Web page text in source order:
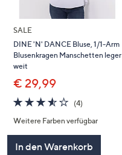
SALE
DINE 'N' DANCE Bluse, 1/1-Arm
Blusenkragen Manschetten leger
weit
€ 29,99
3.5
von
5
(4)4
Weitere Farben verfügbar
In den Warenkorb